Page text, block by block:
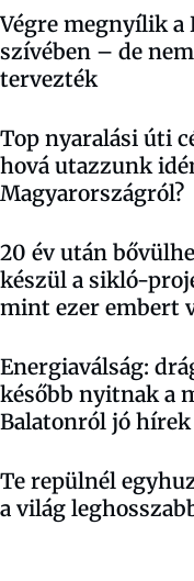
Végre megnyílik a
szívében – de
tervezték
Top nyaralási úti
hová utazzunk
Magyarországról?
20 év után
készül a sikló-
mint ezer embert
Energiaválság:
később nyitnak a
Balatonról jó
Te repülnél
a világ